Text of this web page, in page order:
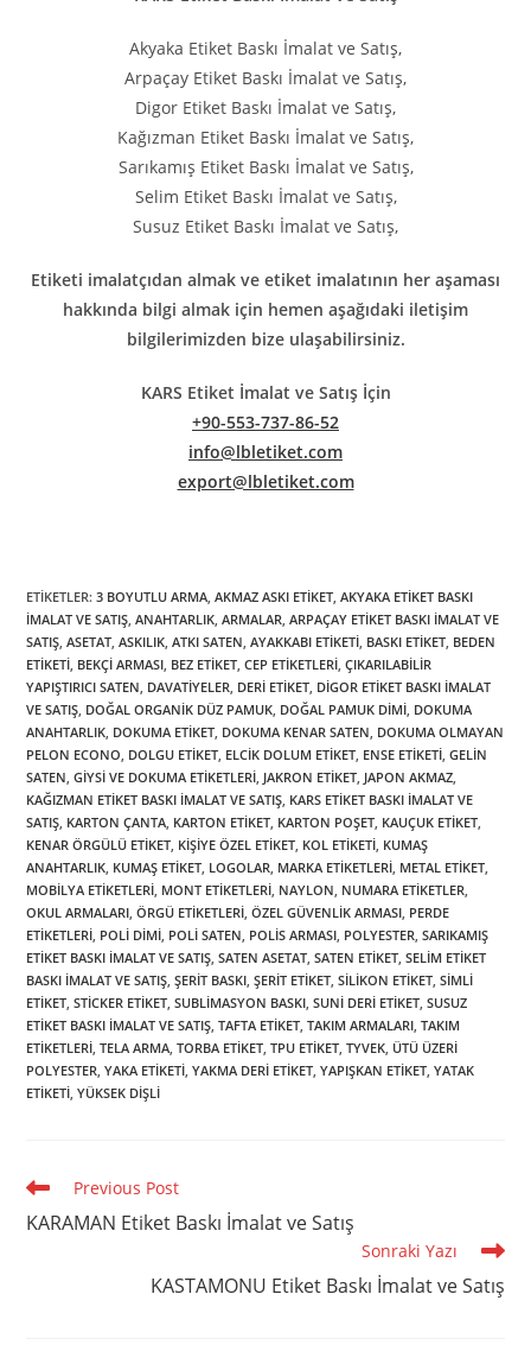
Akyaka Etiket Baskı İmalat ve Satış,
Arpaçay Etiket Baskı İmalat ve Satış,
Digor Etiket Baskı İmalat ve Satış,
Kağızman Etiket Baskı İmalat ve Satış,
Sarıkamış Etiket Baskı İmalat ve Satış,
Selim Etiket Baskı İmalat ve Satış,
Susuz Etiket Baskı İmalat ve Satış,
Etiketi imalatçıdan almak ve etiket imalatının her aşaması
hakkında bilgi almak için hemen aşağıdaki iletişim
bilgilerimizden bize ulaşabilirsiniz.
KARS Etiket İmalat ve Satış İçin
+90-553-737-86-52
info@lbletiket.com
export@lbletiket.com
ETIKETLER:3 BOYUTLU ARMA, AKMAZ ASKI ETIKET, AKYAKA ETIKET BASKI
İMALAT VE SATIŞ, ANAHTARLIK, ARMALAR, ARPAÇAY ETIKET BASKI İMALAT VE
SATIŞ, ASETAT, ASKILIK, ATKI SATEN, AYAKKABI ETIKETI, BASKI ETIKET, BEDEN
ETIKETI, BEKÇI ARMASI, BEZ ETIKET, CEP ETIKETLERI, ÇIKARILABILIR
YAPIŞTIRICI SATEN, DAVATIYELER, DERI ETIKET, DIGOR ETIKET BASKI İMALAT
VE SATIŞ, DOĞAL ORGANIK DÜZ PAMUK, DOĞAL PAMUK DIMI, DOKUMA
ANAHTARLIK, DOKUMA ETIKET, DOKUMA KENAR SATEN, DOKUMA OLMAYAN
PELON ECONO, DOLGU ETIKET, ELCIK DOLUM ETIKET, ENSE ETIKETI, GELIN
SATEN, GIYSI VE DOKUMA ETIKETLERI, JAKRON ETIKET, JAPON AKMAZ,
KAĞIZMAN ETIKET BASKI İMALAT VE SATIŞ, KARS ETIKET BASKI İMALAT VE
SATIŞ, KARTON ÇANTA, KARTON ETIKET, KARTON POŞET, KAUÇUK ETIKET,
KENAR ÖRGÜLÜ ETIKET, KIŞIYE ÖZEL ETIKET, KOL ETIKETI, KUMAŞ
ANAHTARLIK, KUMAŞ ETIKET, LOGOLAR, MARKA ETIKETLERI, METAL ETIKET,
MOBILYA ETIKETLERI, MONT ETIKETLERI, NAYLON, NUMARA ETIKETLER,
OKUL ARMALARI, ÖRGÜ ETIKETLERI, ÖZEL GÜVENLIK ARMASI, PERDE
ETIKETLERI, POLI DIMI, POLI SATEN, POLIS ARMASI, POLYESTER, SARIKAMIŞ
ETIKET BASKI İMALAT VE SATIŞ, SATEN ASETAT, SATEN ETIKET, SELIM ETIKET
BASKI İMALAT VE SATIŞ, ŞERIT BASKI, ŞERIT ETIKET, SILIKON ETIKET, SIMLI
ETIKET, STICKER ETIKET, SUBLIMASYON BASKI, SUNI DERI ETIKET, SUSUZ
ETIKET BASKI İMALAT VE SATIŞ, TAFTA ETIKET, TAKIM ARMALARI, TAKIM
ETIKETLERI, TELA ARMA, TORBA ETIKET, TPU ETIKET, TYVEK, ÜTÜ ÜZERI
POLYESTER, YAKA ETIKETI, YAKMA DERI ETIKET, YAPIŞKAN ETIKET, YATAK
ETIKETI, YÜKSEK DIŞLI
Read
articles
Previous Post
KARAMAN Etiket Baskı İmalat ve Satış
Sonraki Yazı
KASTAMONU Etiket Baskı İmalat ve Satış